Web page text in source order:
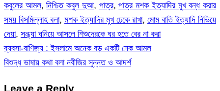
কবুলের আমল,নিশ্চিত কবুল দুআ, পাত্র,পাত্র মশক ইত্যাদির মুখ বন্ধ করার
সময় বিসমিল্লাহ বলা, মশক ইত্যাদির মুখ ঢেকে রাখা, মোম বাতি ইত্যাদি নিভিয়ে
দেয়া, সন্ধ্যা ঘনিয়ে আসলে শিশুদেরকে ঘর হতে বের না করা
Post
navigation
ব্যবসা-বাণিজ্য : ইসলামে অনেক বড় একটি নেক আমল
বিশুদ্ধ ভাষায় কথা বলা নবীজির সুন্নত ও আদর্শ
Leave a Reply